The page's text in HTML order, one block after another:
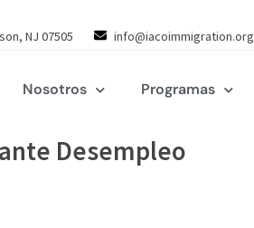
NJ 07505 info@iacoimmigration.org
Nosotros Programas
Desempleo